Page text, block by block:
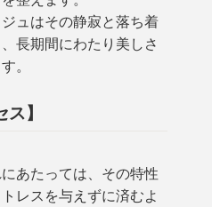
ュはその静寂と落ち着
長期間にわたり美しさ
。
】
あたっては、その特性
レスを与えずに済むよ